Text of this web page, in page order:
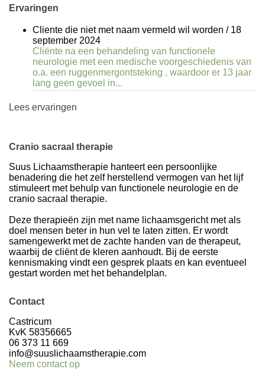
Ervaringen
Cliente die niet met naam vermeld wil worden / 18
september 2024
Cliënte na een behandeling van functionele
neurologie met een medische voorgeschiedenis van
o.a. een ruggenmergontsteking , waardoor er 13 jaar
lang geen gevoel in...
Lees ervaringen
Cranio sacraal therapie
Suus Lichaamstherapie hanteert een persoonlijke
benadering die het zelf herstellend vermogen van het lijf
stimuleert met behulp van functionele neurologie en de
cranio sacraal therapie.
Deze therapieën zijn met name lichaamsgericht met als
doel mensen beter in hun vel te laten zitten. Er wordt
samengewerkt met de zachte handen van de therapeut,
waarbij de cliënt de kleren aanhoudt. Bij de eerste
kennismaking vindt een gesprek plaats en kan eventueel
gestart worden met het behandelplan.
Contact
Castricum
KvK 58356665
06 373 11 669
info@suuslichaamstherapie.com
Neem contact op